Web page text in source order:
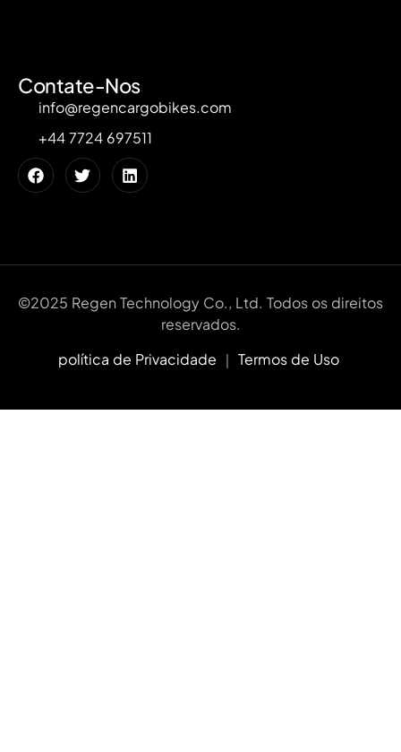
Contate-Nos
info@regencargobikes.com
+44 7724 697511
©2025 Regen Technology Co., Ltd. Todos os direitos
reservados.
política de Privacidade ｜ Termos de Uso